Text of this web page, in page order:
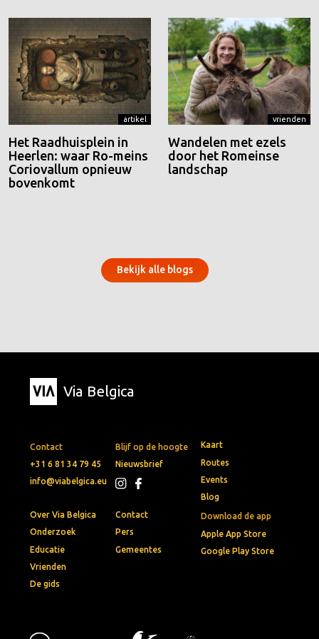
artikel
Het Raadhuisplein in
Heerlen: waar Ro-meins
Coriovallum opnieuw
bovenkomt
vrienden
Wandelen met ezels
door het Romeinse
landschap
Bekijk alle blogs
Via Belgica
Contact
+31 6 81 34 79 45
info@viabelgica.eu
Blijf op de hoogte
Nieuwsbrief
Download de app
Apple App Store
Google Play Store
Kaart
Routes
Events
Blog
Over Via Belgica
Onderzoek
Educatie
Vrienden
De gids
Contact
Pers
Gemeentes